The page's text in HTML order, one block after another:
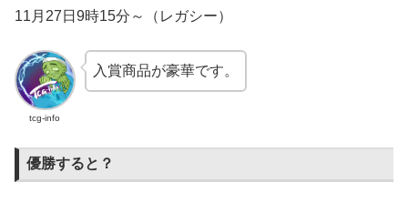
11月27日9時15分～（レガシー）
tcg-info
入賞商品が豪華です。
優勝すると？